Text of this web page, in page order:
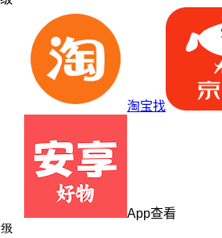
淘宝找
App查看
级